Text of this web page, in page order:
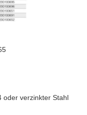
oder verzinkter Stahl